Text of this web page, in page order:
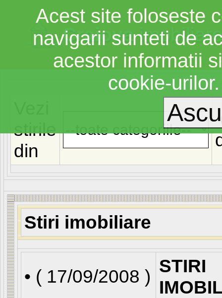
Craiova
stirile
din
Stiri imobiliare
• ( 17/09/2008 ) STIRI
Acest site foloseste
navigarii sunteti de
acestor informatii
cookie-